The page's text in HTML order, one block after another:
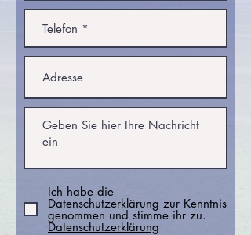
Ich habe die
Datenschutzerklärung zur Kenntnis
genommen und stimme ihr zu.
Datenschutzerklärung